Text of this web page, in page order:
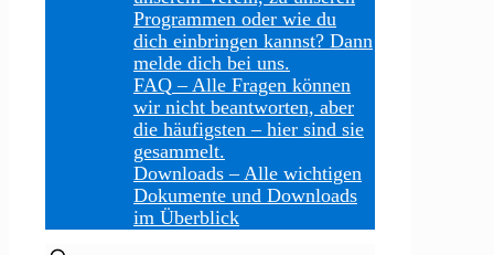
Programmen oder wie du
dich einbringen kannst? Dann
melde dich bei uns.
FAQ –Alle Fragen können
wir nicht beantworten, aber
die häufigsten – hier sind sie
gesammelt.
Downloads –Alle wichtigen
Dokumente und Downloads
im Überblick